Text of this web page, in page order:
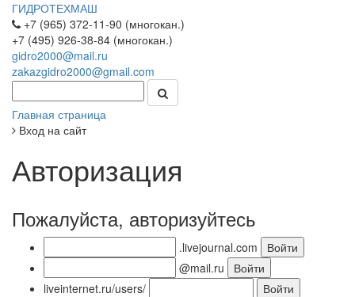
ГИДРОТЕХМАШ
+7 (965) 372-11-90 (многокан.)
+7 (495) 926-38-84 (многокан.)
gidro2000@mail.ru
zakazgidro2000@gmail.com
Главная страница
Вход на сайт
Авторизация
Пожалуйста, авторизуйтесь
.livejournal.com
@mail.ru
liveinternet.ru/users/